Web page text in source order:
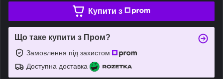
Купити з
Що таке купити з Пром?
Замовлення під захистом
Доступна доставка